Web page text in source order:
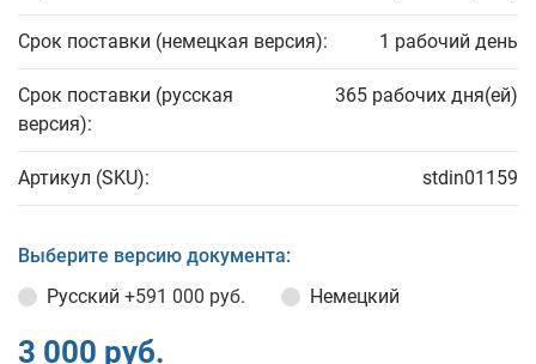
Срок поставки (немецкая версия): 1 рабочий день
Срок поставки (русская
версия):
365 рабочих дня(ей)
Артикул (SKU): stdin01159
Выберите версию документа:
Русский +591 000 руб. Немецкий
3 000 руб.